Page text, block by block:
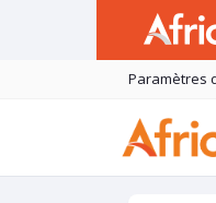
Paramètres